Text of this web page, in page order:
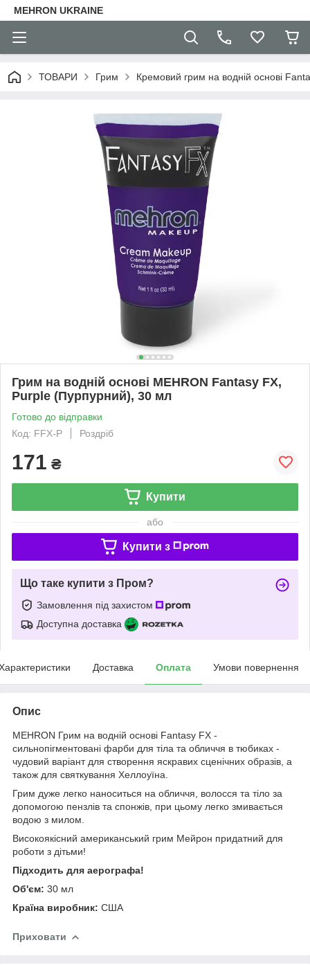
MEHRON UKRAINE
ТОВАРИ Грим Кремовий грим на водній основі
Грим на водній основі MEHRON Fantasy FX,
Purple (Пурпурний), 30 мл
Готово до відправки
Код: FFX-P
Роздріб
171 ₴
Купити
або
Купити з
Що таке купити з Пром?
Замовлення під захистом
Доступна доставка
Доставка Оплата Умови повернення
Опис
MEHRON Грим на водній основі Fantasy FX -
сильнопігментовані фарби для тіла та обличчя в тюбиках -
чудовий варіант для створення яскравих сценічних образів, а
також для святкування Хеллоуїна.
Грим дуже легко наноситься на обличчя, волосся та тіло за
допомогою пензлів та спонжів, при цьому легко змивається
водою з милом.
Високоякісний американський грим Мейрон придатний для
роботи з дітьми!
Підходить для аерографа!
Об'єм: 30 мл
Країна виробник: США
Приховати